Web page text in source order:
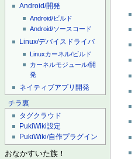
Android/開発
Android/ビルド
Android/ソースコード
Linux/デバイスドライバ
Linuxカーネル/ビルド
カーネルモジュール/開
発
ネイティブアプリ開発
チラ裏
タグクラウド
PukiWiki設定
PukiWiki/自作プラグイン
おなかすいた族！